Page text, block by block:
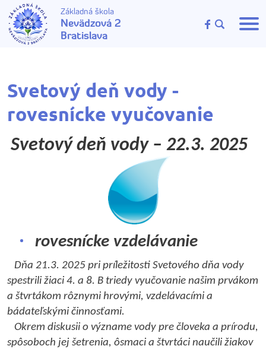
Základná škola
Nevädzová 2
Bratislava
Svetový deň vody -
rovesnícke vyučovanie
Svetový deň vody – 22.3. 2025
rovesnícke vzdelávanie
Dňa 21.3. 2025 pri príležitosti Svetového dňa vody
spestrili žiaci 4. a 8. B triedy vyučovanie našim prvákom
a štvrtákom rôznymi hrovými, vzdelávacími a
bádateľskými činnosťami.
Okrem diskusii o význame vody pre človeka a prírodu,
spôsoboch jej šetrenia, ôsmaci a štvrtáci naučili žiakov